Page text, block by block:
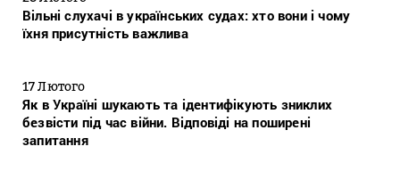
Вільні слухачі в українських судах: хто вони і чому
їхня присутність важлива
17 Лютого
Як в Україні шукають та ідентифікують зниклих
безвісти під час війни. Відповіді на поширені
запитання